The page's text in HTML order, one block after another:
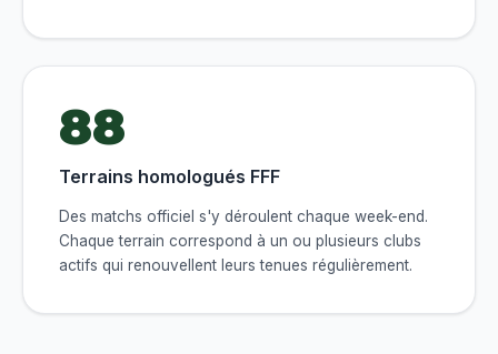
88
Terrains homologués FFF
Des matchs officiel s'y déroulent chaque week-end.
Chaque terrain correspond à un ou plusieurs clubs
actifs qui renouvellent leurs tenues régulièrement.